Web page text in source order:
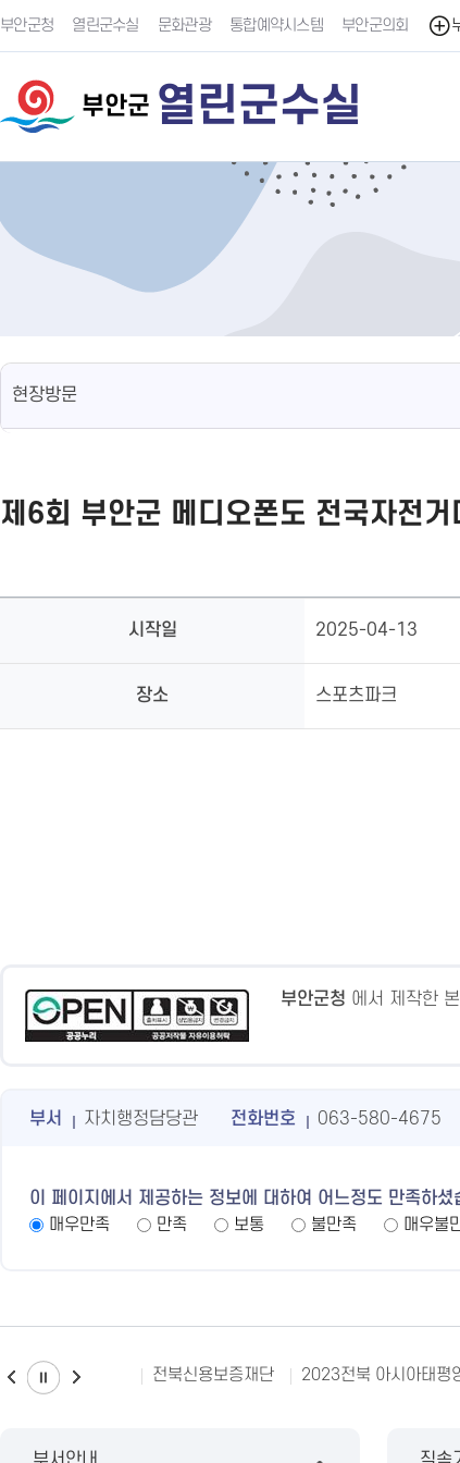
부안군청 열린군수실 문화관광 통합예약시스템 부안군의회
부안군 열린군수실
현장방문
제6회 부안군 메디오폰도 전국자전거
시작일 2025-04-13
장소 스포츠파크
부안군청 에서 제작한
부서 자치행정담당관 전화번호 063-580-4675
이 페이지에서 제공하는 정보에 대하여 어느정도 만족하셨
매우만족
만족 보통 불만족 매우불
전북신용보증재단 2023전북 아시아태평